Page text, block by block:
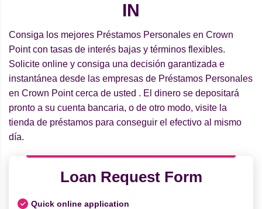
IN
Consiga los mejores Préstamos Personales en Crown
Point con tasas de interés bajas y términos flexibles.
Solicite online y consiga una decisión garantizada e
instantánea desde las empresas de Préstamos Personales
en Crown Point cerca de usted . El dinero se depositará
pronto a su cuenta bancaria, o de otro modo, visite la
tienda de préstamos para conseguir el efectivo al mismo
día.
Loan Request Form
Quick online application